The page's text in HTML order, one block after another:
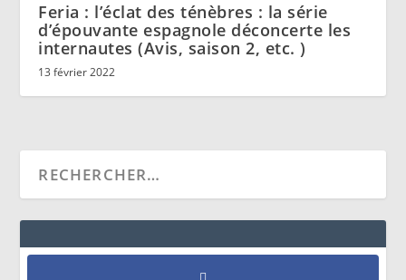
Feria : l’éclat des ténèbres : la série
d’épouvante espagnole déconcerte les
internautes (Avis, saison 2, etc. )
13 février 2022